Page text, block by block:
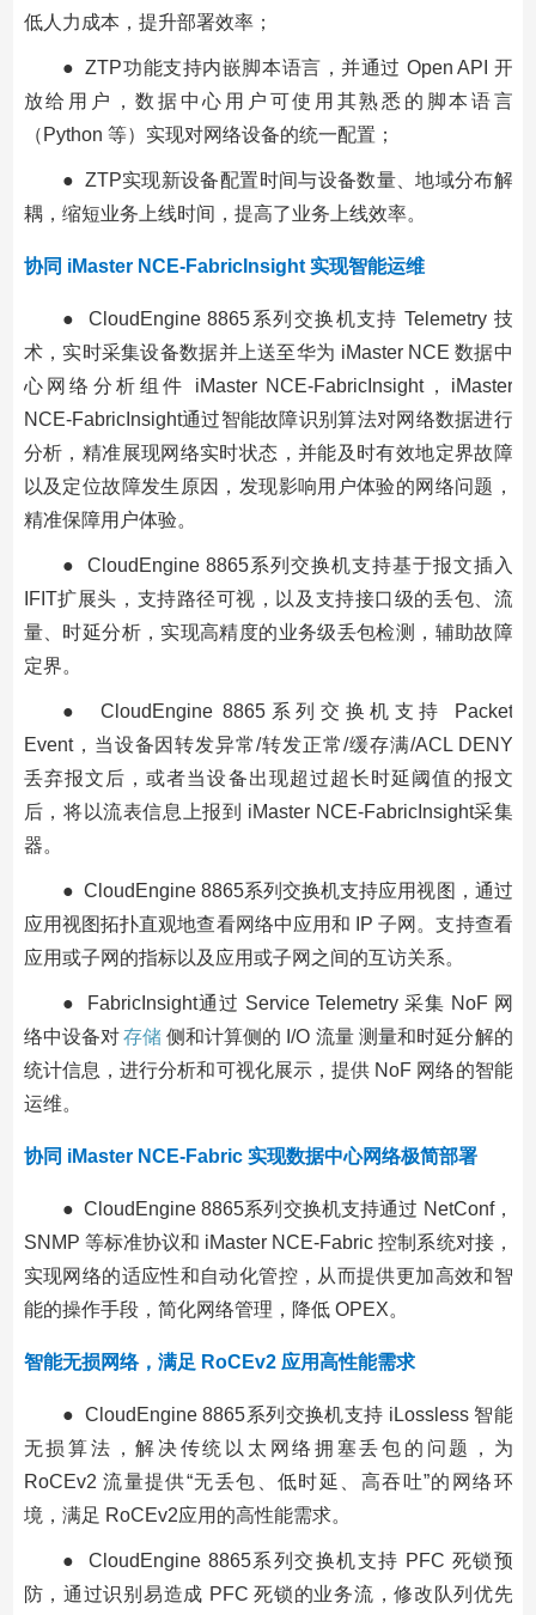
低人力成本，提升部署效率；
● ZTP功能支持内嵌脚本语言，并通过 Open API 开
放给用户，数据中心用户可使用其熟悉的脚本语言
（Python 等）实现对网络设备的统一配置；
● ZTP实现新设备配置时间与设备数量、地域分布解
耦，缩短业务上线时间，提高了业务上线效率。
协同 iMaster NCE-FabricInsight 实现智能运维
● CloudEngine 8865系列交换机支持 Telemetry 技
术，实时采集设备数据并上送至华为 iMaster NCE 数据中
心网络分析组件 iMaster NCE-FabricInsight，iMaster
NCE-FabricInsight通过智能故障识别算法对网络数据进行
分析，精准展现网络实时状态，并能及时有效地定界故障
以及定位故障发生原因，发现影响用户体验的网络问题，
精准保障用户体验。
● CloudEngine 8865系列交换机支持基于报文插入
IFIT扩展头，支持路径可视，以及支持接口级的丢包、流
量、时延分析，实现高精度的业务级丢包检测，辅助故障
定界。
● CloudEngine 8865系列交换机支持 Packet
Event，当设备因转发异常/转发正常/缓存满/ACL DENY
丢弃报文后，或者当设备出现超过超长时延阈值的报文
后，将以流表信息上报到 iMaster NCE-FabricInsight采集
器。
● CloudEngine 8865系列交换机支持应用视图，通过
应用视图拓扑直观地查看网络中应用和 IP 子网。支持查看
应用或子网的指标以及应用或子网之间的互访关系。
● FabricInsight通过 Service Telemetry 采集 NoF 网
络中设备对存储 侧和计算侧的 I/O 流量 测量和时延分解的
统计信息，进行分析和可视化展示，提供 NoF 网络的智能
运维。
协同 iMaster NCE-Fabric 实现数据中心网络极简部署
● CloudEngine 8865系列交换机支持通过 NetConf，
SNMP 等标准协议和 iMaster NCE-Fabric 控制系统对接，
实现网络的适应性和自动化管控，从而提供更加高效和智
能的操作手段，简化网络管理，降低 OPEX。
智能无损网络，满足 RoCEv2 应用高性能需求
● CloudEngine 8865系列交换机支持 iLossless 智能
无损算法，解决传统以太网络拥塞丢包的问题，为
RoCEv2 流量提供“无丢包、低时延、高吞吐”的网络环
境，满足 RoCEv2应用的高性能需求。
● CloudEngine 8865系列交换机支持 PFC 死锁预
防，通过识别易造成 PFC 死锁的业务流，修改队列优先